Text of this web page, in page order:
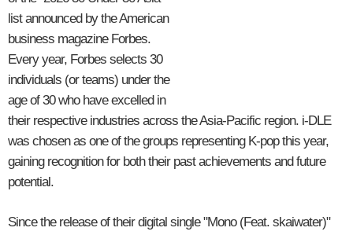
list announced by the American
business magazine Forbes.
Every year, Forbes selects 30
individuals (or teams) under the
age of 30 who have excelled in
their respective industries across the Asia-Pacific region. i-DLE
was chosen as one of the groups representing K-pop this year,
gaining recognition for both their past achievements and future
potential.
Since the release of their digital single "Mono (Feat. skaiwater)"